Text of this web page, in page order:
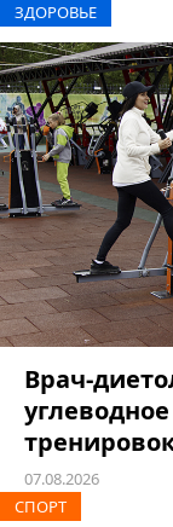
ЗДОРОВЬЕ
Врач-
07.08.2026
СПОРТ